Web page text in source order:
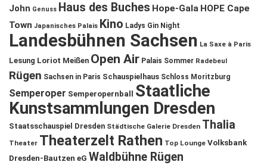
John Genuss Haus des Buches Hope-Gala HOPE Cape
Town Japanisches Palais Kino Ladys Gin Night
Landesbühnen Sachsen La Saxe à Paris
Lesung Loriot Meißen Open Air Palais Sommer Radebeul
Rügen Sachsen in Paris Schauspielhaus Schloss Moritzburg
Semperoper Semperopernball
Staatliche
Kunstsammlungen Dresden
Staatsschauspiel Dresden Städtische Galerie Dresden Thalia
Theater Theaterzelt Rathen Top Lounge Volksbank
Dresden-Bautzen eG Waldbühne Rügen